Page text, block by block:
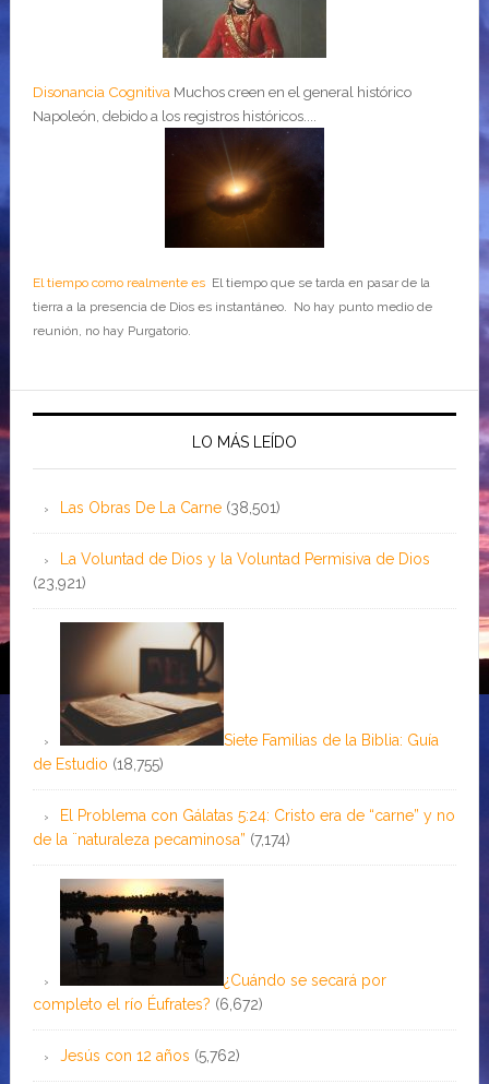
Disonancia Cognitiva Muchos creen en el general histórico
Napoleón, debido a los registros históricos....
El tiempo como realmente esEl tiempo que se tarda en pasar de la
tierra a la presencia de Dios es instantáneo. No hay punto medio de
reunión, no hay Purgatorio.
LO MÁS LEÍDO
Las Obras De La Carne (38,501)
La Voluntad de Dios y la Voluntad Permisiva de Dios
(23,921)
Siete Familias de la Biblia: Guía
de Estudio (18,755)
El Problema con Gálatas 5:24: Cristo era de “carne” y no
de la ¨naturaleza pecaminosa” (7,174)
¿Cuándo se secará por
completo el río Éufrates? (6,672)
Jesús con 12 años (5,762)